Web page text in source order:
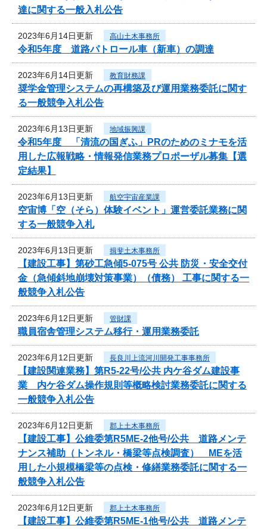
達に関する一般入札公告
2023年6月14日更新 高山土木事務所
令和5年度 道路パトロール車（新車）の調達
2023年6月14日更新 教育財務課
奨学金管理システムの再構築及び運用業務委託に関す
る一般競争入札公告
2023年6月13日更新 地域振興課
令和5年度 「清流の国ぎふ」PRのためのミナモを活
用した広報戦略・情報発信業務プロポーザル募集【選
定結果】
2023年6月13日更新 航空宇宙産業課
空宙博「空（そら）体験イベント」運営委託業務に関
する一般競争入札
2023年6月13日更新 揖斐土木事務所
【建設工事】第砂工急傾5-075号 公共 防災・安全交付
金（急傾斜地崩壊対策事業）（債務） 工事に関する一
般競争入札公告
2023年6月12日更新 管財課
職員宿舎管理システム移行・運用業務委託
2023年6月12日更新 長良川上流河川開発工事事務所
【建設関連業務】第R5-22号/公共 内ケ谷ダム建設事
業 内ケ谷ダム操作規則等概略検討業務委託に関する
一般競争入札公告
2023年6月12日更新 郡上土木事務所
【建設工事】公維委第R5ME-2他号/公共 道路メンテ
ナンス補助（トンネル・橋梁等点検調査） MEを活
用した小規模橋梁等の点検・修繕業務委託に関する一
般競争入札公告
2023年6月12日更新 郡上土木事務所
【建設工事】公維委第R5ME-1他号/公共 道路メンテ